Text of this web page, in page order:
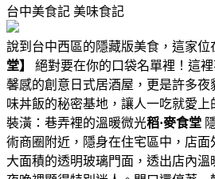
台中美食記 美味食記
說到台中西區的隱藏版美食，這家位
堂】
絕對要在你的口袋名單裡！這
馨感的創意日式居酒屋，更是許多
味丼飯的秘密基地，讓人一吃就愛
裝潢：巷弄裡的溫暖微光稻·麥食堂
術商圈附近，隱身在住宅區中，店面
大面積的透明玻璃門面，透出店內